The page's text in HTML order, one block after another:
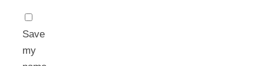
Save
my